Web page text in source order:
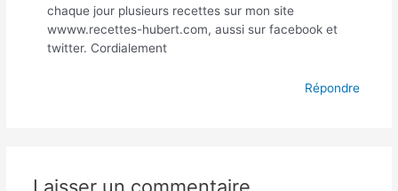
chaque jour plusieurs recettes sur mon site
wwww.recettes-hubert.com, aussi sur facebook et
twitter. Cordialement
Répondre